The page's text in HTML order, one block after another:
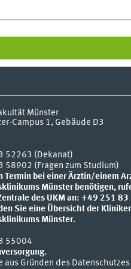
Münster
Campus 1, Gebäude D3
52263 (Dekanat)
58902 (Fragen zum Studium)
Termin bei einer Ärztin/einem
Münster benötigen,
des UKM an: +49 251 83
Sie eine Übersicht der
Münster.
55004
aus Gründen des Datenschutzes